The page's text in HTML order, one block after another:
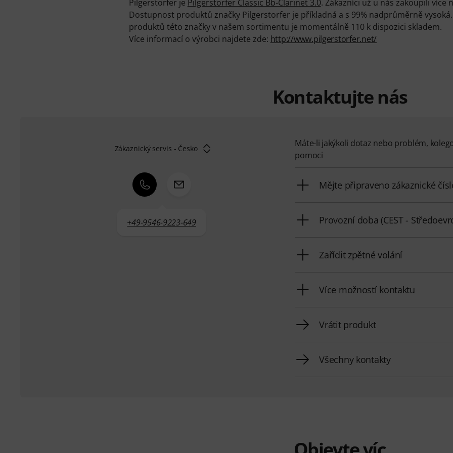
Pilgerstorfer je Pilgerstorfer Classic Bb-Clarinet 3.0. Zákazníci už u nás zakoupili více
Dostupnost produktů značky Pilgerstorfer je příkladná a s 99% nadprůměrně
produktů této značky v našem sortimentu je momentálně 110 k dispozici skladem.
Více informací o výrobci najdete zde: http://www.pilgerstorfer.net/
Kontaktujte nás
Zákaznický servis - Česko
+49-9546-9223-649
Máte-li jakýkoli dotaz nebo problém,
pomoci
Mějte připraveno zákaznické
Provozní doba (CEST -
Zařídit zpětné volání
Více možností kontaktu
Vrátit produkt
Všechny kontakty